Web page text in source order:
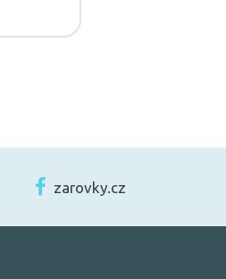
zarovky.cz